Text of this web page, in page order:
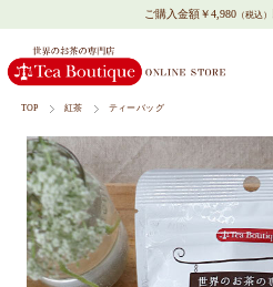
ご購入金額￥4,980 （税込）
TOP 紅茶 ティーバッグ